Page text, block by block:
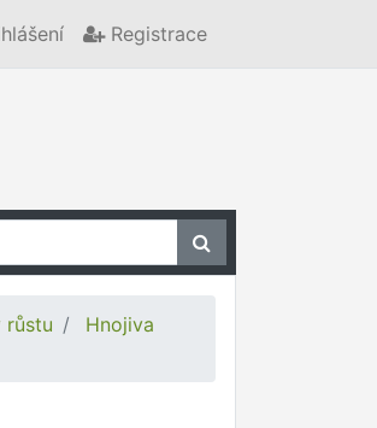
Registrace
růstu
Hnojiva